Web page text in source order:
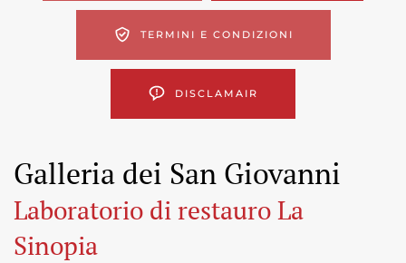
TERMINI E CONDIZIONI
DISCLAMAIR
Galleria dei San Giovanni
Laboratorio di restauro La
Sinopia